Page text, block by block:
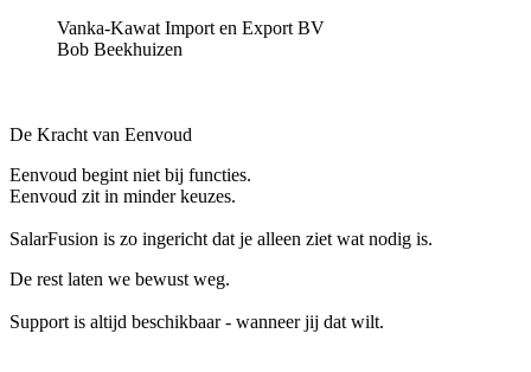
Vanka-Kawat Import en Export BV
Bob Beekhuizen
De Kracht van Eenvoud
Eenvoud begint niet bij functies.
Eenvoud zit in minder keuzes.
SalarFusion is zo ingericht dat je alleen ziet wat nodig is.
De rest laten we bewust weg.
Support is altijd beschikbaar - wanneer jij dat wilt.